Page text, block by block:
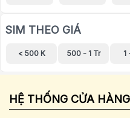
SIM THEO GIÁ
< 500 K 500 - 1 Tr 1
HỆ THỐNG CỬA